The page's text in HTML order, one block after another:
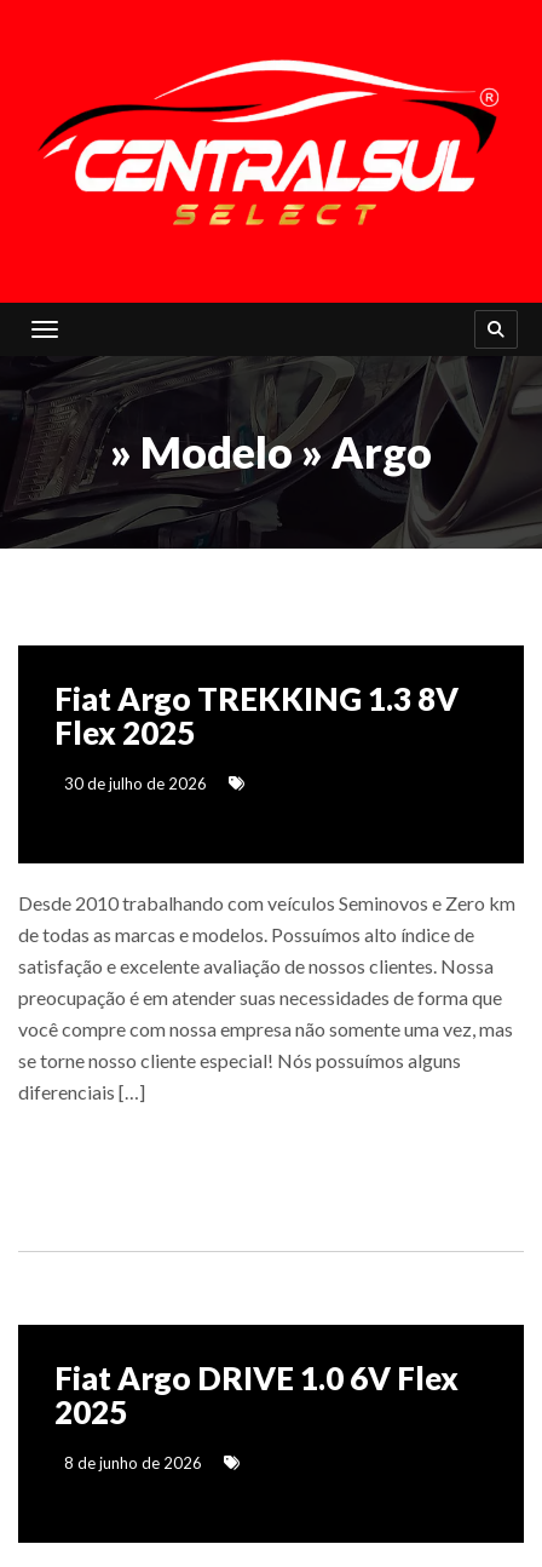
Toggle navigation
» Modelo » Argo
Fiat Argo TREKKING 1.3 8V
Flex 2025
30 de julho de 2026
Desde 2010 trabalhando com veículos Seminovos e Zero km
de todas as marcas e modelos. Possuímos alto índice de
satisfação e excelente avaliação de nossos clientes. Nossa
preocupação é em atender suas necessidades de forma que
você compre com nossa empresa não somente uma vez, mas
se torne nosso cliente especial! Nós possuímos alguns
diferenciais […]
Fiat Argo DRIVE 1.0 6V Flex
2025
8 de junho de 2026